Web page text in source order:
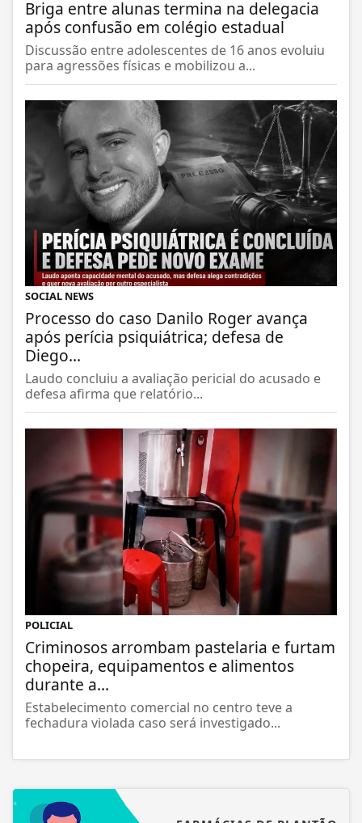
Briga entre alunas termina na delegacia
após confusão em colégio estadual
Discussão entre adolescentes de 16 anos evoluiu
para agressões físicas e mobilizou a...
SOCIAL NEWS
Processo do caso Danilo Roger avança
após perícia psiquiátrica; defesa de
Diego...
Laudo concluiu a avaliação pericial do acusado e
defesa afirma que relatório...
POLICIAL
Criminosos arrombam pastelaria e furtam
chopeira, equipamentos e alimentos
durante a...
Estabelecimento comercial no centro teve a
fechadura violada caso será investigado...